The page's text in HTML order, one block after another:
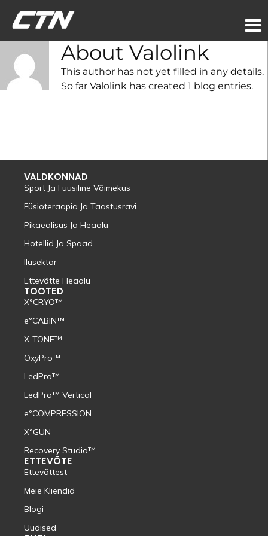
About Valolink
This author has not yet filled in any details.
So far Valolink has created 1 blog entries.
VALDKONNAD
Sport Ja Füüsiline Võimekus
Füsioteraapia Ja Taastusravi
Pikaealisus Ja Heaolu
Hotellid Ja Spaad
Ilusektor
Ettevõtte Heaolu
TOOTED
X°CRYO™
e°CABIN™
X-TONE™
OxyPro™
LedPro™
LedPro™ Vertical
e°COMPRESSION
X°GUN
Recovery Studio™
ETTEVÕTE
Ettevõttest
Meie Kliendid
Blogi
Uudised